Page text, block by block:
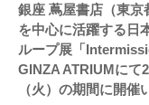
銀座 蔦屋書店（東京
を中心に活躍する日
ループ展「
GINZA ATRIUMにて
（火）の期間に開催